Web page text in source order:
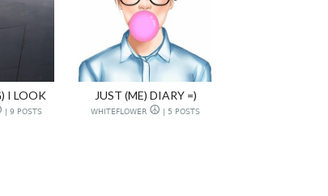
I LOOK
9 POSTS
JUST (ME) DIARY =)
WHITEFLOWER ☮ | 5 POSTS